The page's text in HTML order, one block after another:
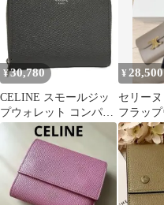
¥30,780
CELINE スモールジッ
プウォレット コンパク
トウォレット レザー ダ
ークグレー
¥ 28,500
セリー
フラッ
リオン